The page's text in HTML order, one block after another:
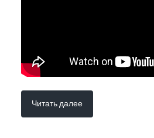
Читать далее